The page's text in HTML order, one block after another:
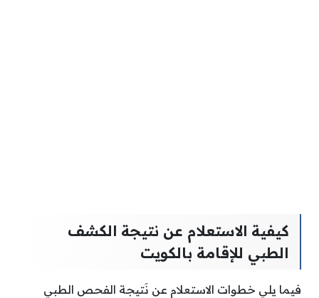
كيفية الاستعلام عن نتيجة الكشف
الطبي للإقامة بالكويت
فيما يلي خطوات الاستعلام عن نَتيجة الفحص الطبي